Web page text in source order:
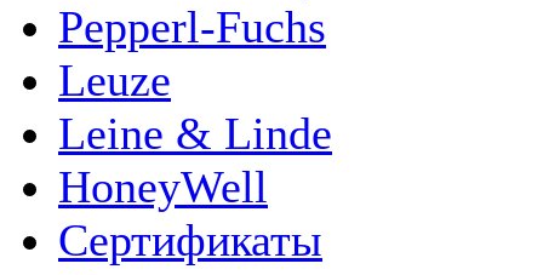
Pepperl-Fuchs
Leuze
Leine & Linde
HoneyWell
Сертификаты